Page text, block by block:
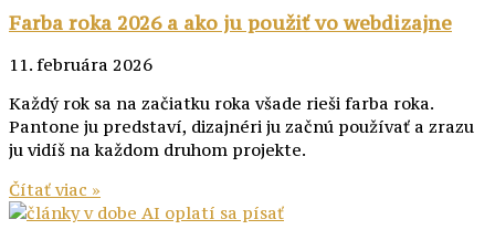
Farba roka 2026 a ako ju použiť vo webdizajne
11. februára 2026
Každý rok sa na začiatku roka všade rieši farba roka.
Pantone ju predstaví, dizajnéri ju začnú používať a zrazu
ju vidíš na každom druhom projekte.
Čítať viac »